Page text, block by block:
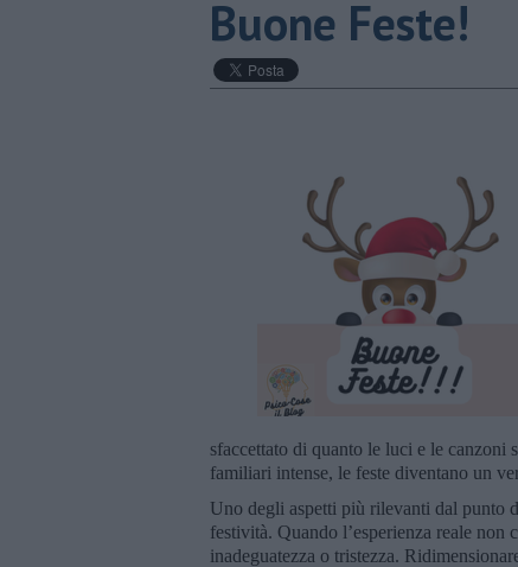
​Buone Feste!
sfaccettato di quanto le luci e le canzoni
familiari intense, le feste diventano un
Uno degli aspetti più rilevanti dal punto
festività. Quando l’esperienza reale non
inadeguatezza o tristezza.